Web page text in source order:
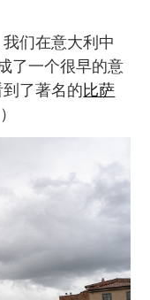
们在意大利中
了一个很早的意
到了著名的比萨